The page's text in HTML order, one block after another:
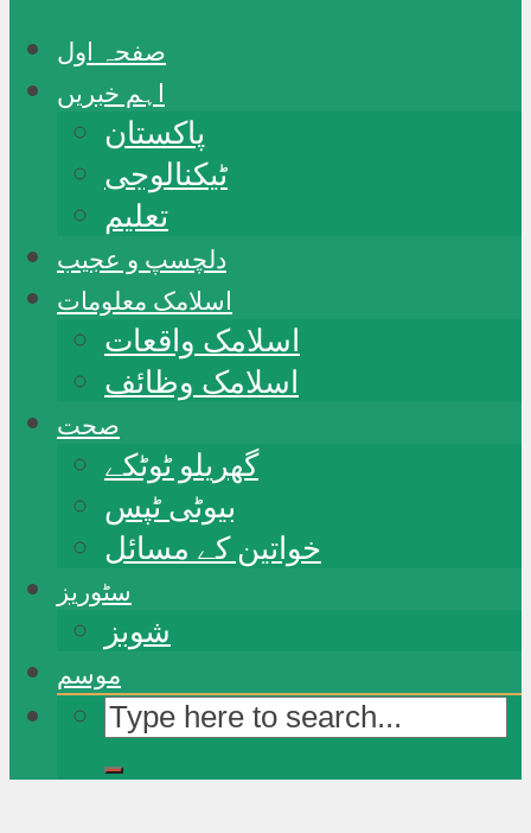
صفحہ اول
اہم خبریں
پاکستان
ٹیکنالوجی
تعلیم
دلچسپ و عجیب
اسلامک معلومات
اسلامک واقعات
اسلامک وظائف
صحت
گھریلو ٹوٹکے
بیوٹی ٹپس
خواتین کے مسائل
سٹوریز
شوبز
موسم